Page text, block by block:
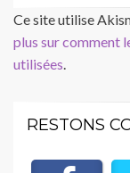
Ce site utilise
plus sur comment
utilisées.
RESTONS